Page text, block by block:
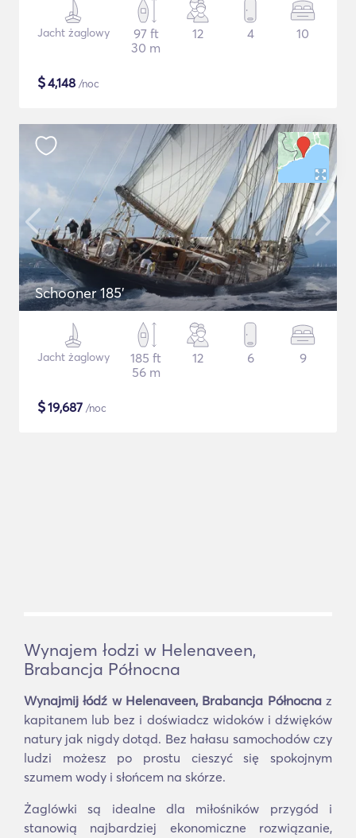
Jacht żaglowy
97 ft
30 m
12 4 10
$4,148 /noc
Schooner 185'
Jacht żaglowy
185 ft
56 m
12 6 9
$19,687 /noc
Wynajem łodzi w Helenaveen,
Brabancja Północna
Wynajmij łódź w Helenaveen, Brabancja Północnaz
kapitanem lub bez i doświadcz widoków i dźwięków
natury jak nigdy dotąd. Bez hałasu samochodów czy
ludzi możesz po prostu cieszyć się spokojnym
szumem wody i słońcem na skórze.
Żaglówki są idealne dla miłośników przygód i
stanowią najbardziej ekonomiczne rozwiązanie,